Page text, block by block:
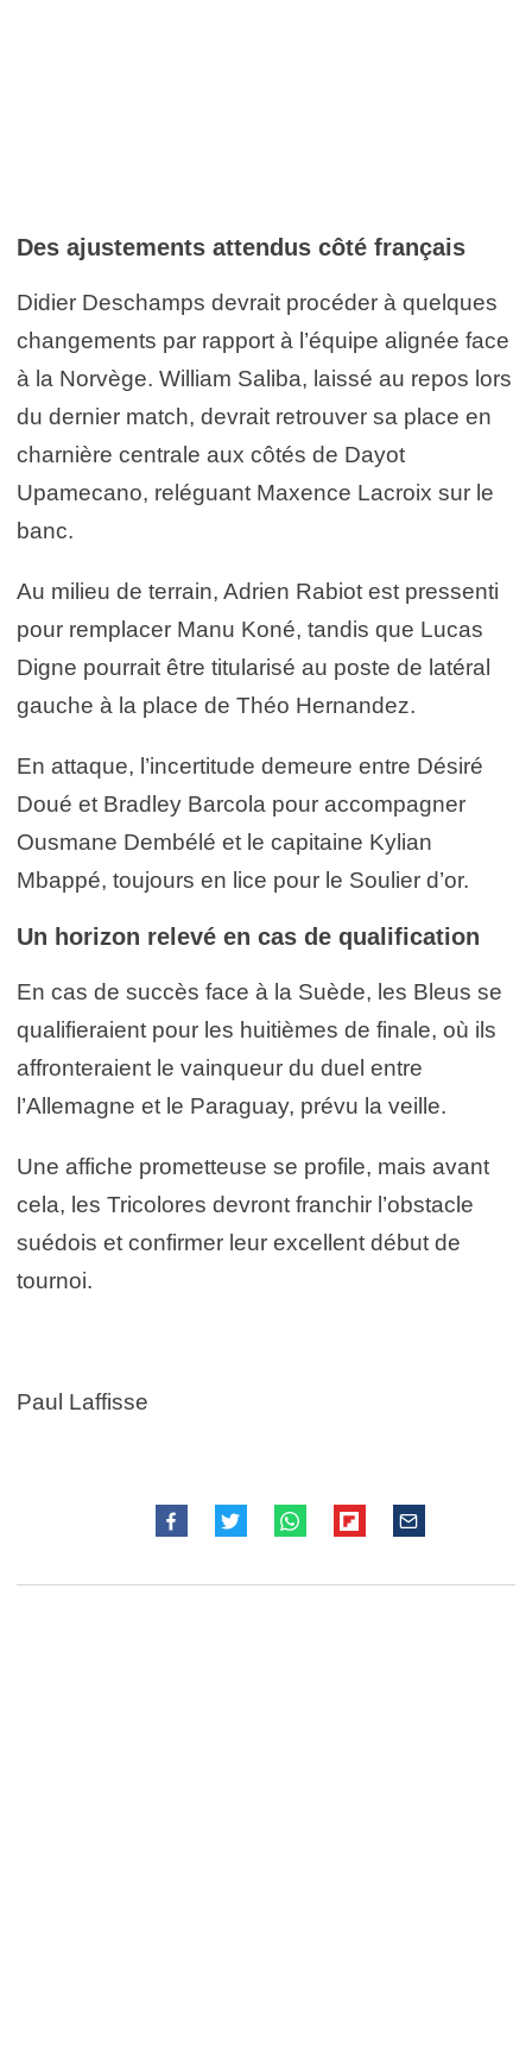
Des ajustements attendus côté français
Didier Deschamps devrait procéder à quelques
changements par rapport à l’équipe alignée face
à la Norvège. William Saliba, laissé au repos lors
du dernier match, devrait retrouver sa place en
charnière centrale aux côtés de Dayot
Upamecano, reléguant Maxence Lacroix sur le
banc.
Au milieu de terrain, Adrien Rabiot est pressenti
pour remplacer Manu Koné, tandis que Lucas
Digne pourrait être titularisé au poste de latéral
gauche à la place de Théo Hernandez.
En attaque, l’incertitude demeure entre Désiré
Doué et Bradley Barcola pour accompagner
Ousmane Dembélé et le capitaine Kylian
Mbappé, toujours en lice pour le Soulier d’or.
Un horizon relevé en cas de qualification
En cas de succès face à la Suède, les Bleus se
qualifieraient pour les huitièmes de finale, où ils
affronteraient le vainqueur du duel entre
l’Allemagne et le Paraguay, prévu la veille.
Une affiche prometteuse se profile, mais avant
cela, les Tricolores devront franchir l’obstacle
suédois et confirmer leur excellent début de
tournoi.
Paul Laffisse